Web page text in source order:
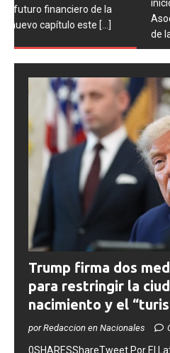
inició una serie de procesos
Asociación del Fútbol
de la selección
[...]
Trump firma dos
para restringir la
nacimiento y el